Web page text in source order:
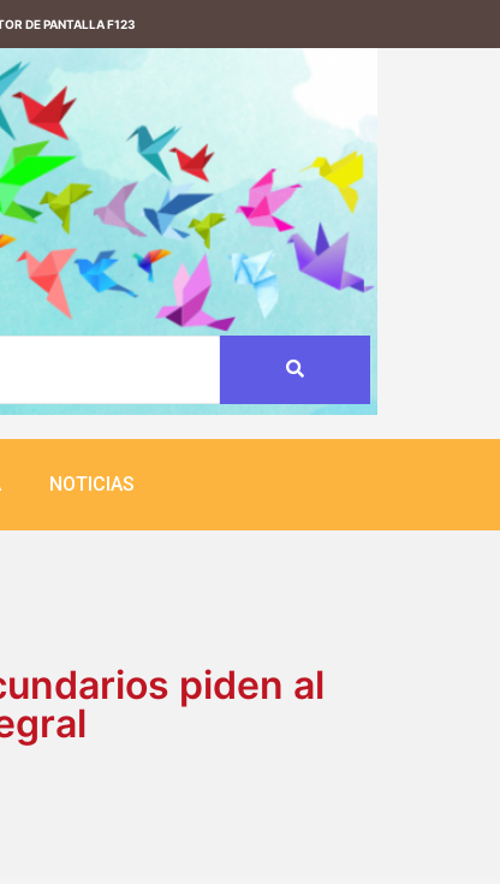
DE PANTALLA F123
NOTICIAS
piden al